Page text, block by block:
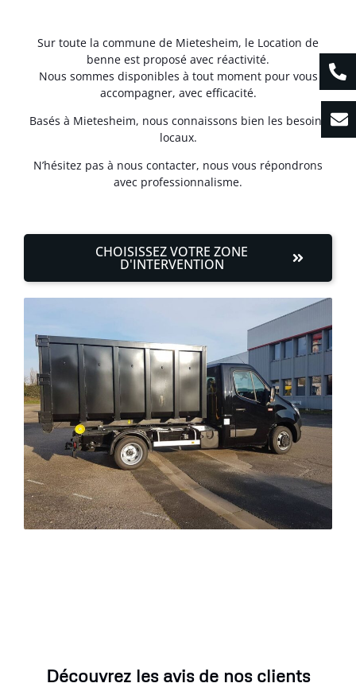
Sur toute la commune de Mietesheim, le Location de
benne est proposé avec réactivité.
Nous sommes disponibles à tout moment pour vous
accompagner, avec efficacité.
Basés à Mietesheim, nous connaissons bien les besoins
locaux.
N’hésitez pas à nous contacter, nous vous répondrons
avec professionnalisme.
CHOISISSEZ VOTRE ZONE
D'INTERVENTION
Découvrez les avis de nos clients